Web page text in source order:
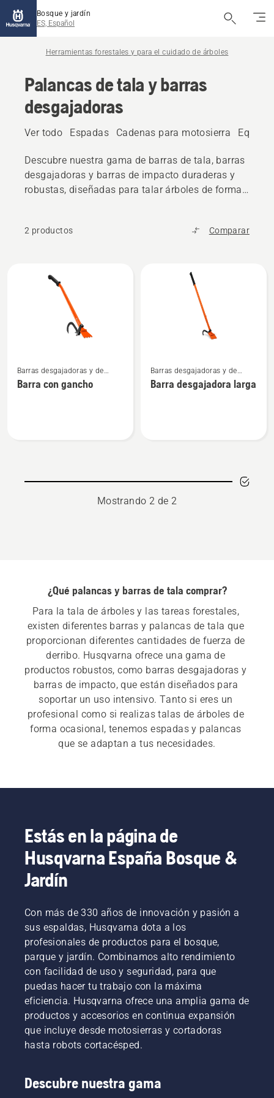
Bosque y jardín
ES, Español
Herramientas forestales y para el cuidado de árboles
Palancas de tala y barras
desgajadoras
Ver todo Espadas Cadenas para motosierra
Descubre nuestra gama de barras de tala, barras
desgajadoras y barras de impacto duraderas y
robustas, diseñadas para talar árboles de forma
2 productos Comparar
más
detalles
Barras desgajadoras y de
impacto
Barra con gancho
más
detalles
Barras desgajadoras y de
impacto
Barra desgajadora larga
Mostrando 2 de 2
¿Qué palancas y barras de tala comprar?
Para la tala de árboles y las tareas forestales,
existen diferentes barras y palancas de tala que
proporcionan diferentes cantidades de fuerza de
derribo. Husqvarna ofrece una gama de
productos robustos, como barras desgajadoras y
barras de impacto, que están diseñados para
soportar un uso intensivo. Tanto si eres un
profesional como si realizas talas de árboles de
forma ocasional, tenemos espadas y palancas
que se adaptan a tus necesidades.
Estás en la página de
Husqvarna España Bosque &
Jardín
Con más de 330 años de innovación y pasión a
sus espaldas, Husqvarna dota a los
profesionales de productos para el bosque,
parque y jardín. Combinamos alto rendimiento
con facilidad de uso y seguridad, para que
puedas hacer tu trabajo con la máxima
eficiencia. Husqvarna ofrece una amplia gama de
productos y accesorios en continua expansión
que incluye desde motosierras y cortadoras
hasta robots cortacésped.
Descubre nuestra gama